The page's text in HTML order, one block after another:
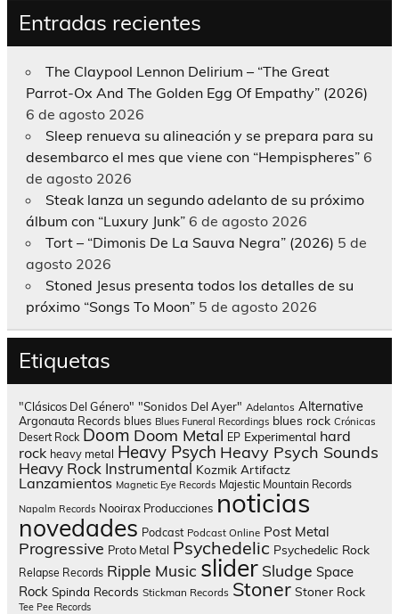
Entradas recientes
The Claypool Lennon Delirium – “The Great
Parrot-Ox And The Golden Egg Of Empathy” (2026)
6 de agosto 2026
Sleep renueva su alineación y se prepara para su
desembarco el mes que viene con “Hempispheres” 6
de agosto 2026
Steak lanza un segundo adelanto de su próximo
álbum con “Luxury Junk” 6 de agosto 2026
Tort – “Dimonis De La Sauva Negra” (2026) 5 de
agosto 2026
Stoned Jesus presenta todos los detalles de su
próximo “Songs To Moon” 5 de agosto 2026
Etiquetas
"Clásicos Del Género" "Sonidos Del Ayer" Adelantos Alternative
Argonauta Records blues Blues Funeral Recordings blues rock Crónicas
Desert Rock Doom Doom Metal EP Experimental hard
rock heavy metal Heavy Psych Heavy Psych Sounds
Heavy Rock Instrumental Kozmik Artifactz
Lanzamientos Magnetic Eye Records Majestic Mountain Records
Napalm Records Nooirax Producciones noticias
novedades Podcast Podcast Online Post Metal
Progressive Proto Metal Psychedelic Psychedelic Rock
Relapse Records Ripple Music slider Sludge Space
Rock Spinda Records Stickman Records Stoner Stoner Rock
Tee Pee Records